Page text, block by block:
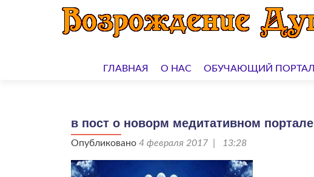
кГЛАВНАЯ О НАС ОБУЧАЮЩИЙ ПОРТАЛ
в пост о новорм медитативном портале
Опубликовано 4 февраля 2017 | 13:28